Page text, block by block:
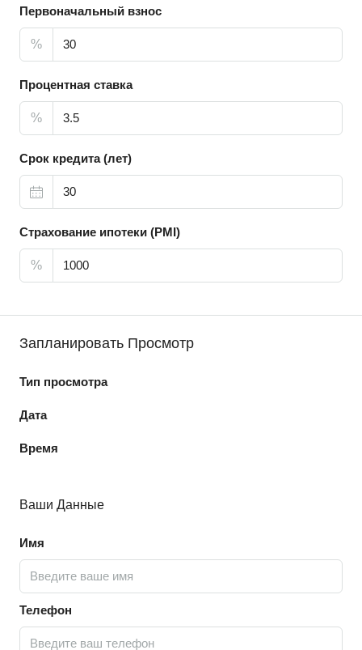
Первоначальный взнос
%
Процентная ставка
%
Срок кредита (лет)
Страхование ипотеки (PMI)
%
Запланировать Просмотр
Тип просмотра
Дата
Время
Ваши Данные
Имя
Телефон